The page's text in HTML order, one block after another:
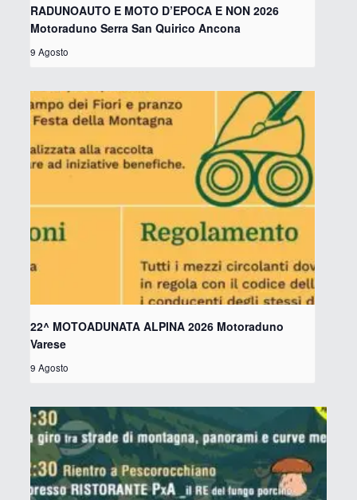
RADUNOAUTO E MOTO D’EPOCA E NON 2026
Motoraduno Serra San Quirico Ancona
9 Agosto
22^ MOTOADUNATA ALPINA 2026 Motoraduno
Varese
9 Agosto